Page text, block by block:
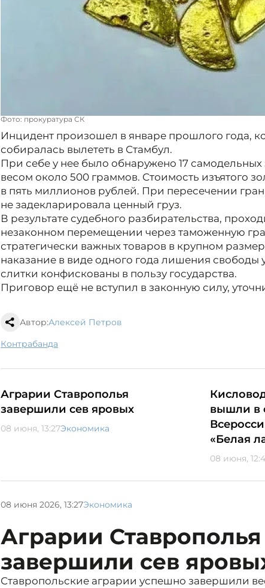
Фото: прокуратура СК
Инцидент произошел в январе прошлого года,
собиралась вылететь в Стамбул.
При себе у нее было обнаружено 17
весом около 500 граммов. Стоимость изъятого
в пять миллионов рублей. При пересечении
не задекларировала ценный груз.
В результате судебного разбирательства,
незаконном перемещении через таможенную
стратегически важных товаров в крупном
наказание в виде одного года лишения свободы
слитки конфискованы в пользу государства.
Приговор ещё не вступил в законную силу,
Автор:Алексей Петров
контрабанда
Аграрии Ставрополья
завершили сев яровых
08 июня, 13:27Экономика
вышли в
«Белая
08 июня,
08 июня 2026, 13:27Экономика
Аграрии Ставрополья
завершили сев
Ставропольские аграрии успешно завершили